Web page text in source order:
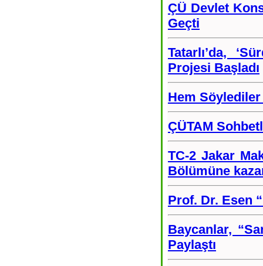
ÇÜ Devlet
Geçti
Tatarlı’da,
Projesi Başladı
Hem
ÇÜTAM
TC-2 Jakar
Bölümüne
Prof. Dr. Esen
Baycanlar,
Paylaştı